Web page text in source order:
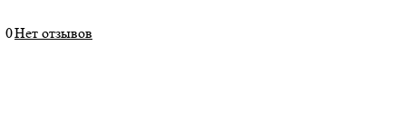
0Нет отзывов